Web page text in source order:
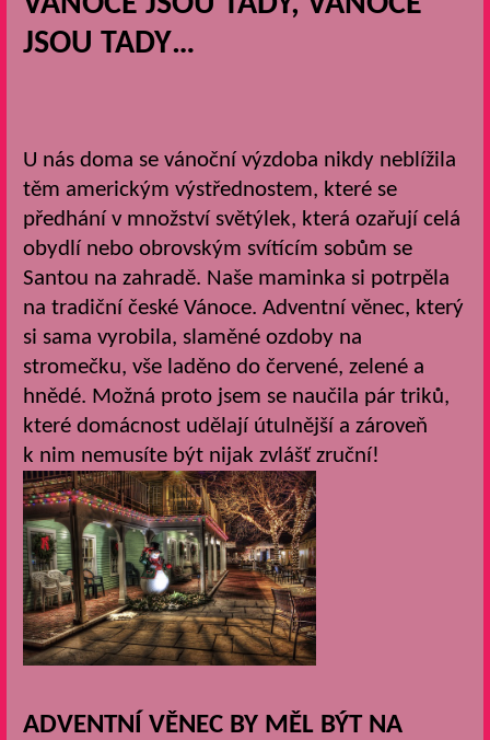
JSOU TADY…
U nás doma se vánoční výzdoba nikdy neblížila
těm americkým výstřednostem, které se
předhání v množství světýlek, která ozařují celá
obydlí nebo obrovským svítícím sobům se
Santou na zahradě. Naše maminka si potrpěla
na tradiční české Vánoce. Adventní věnec, který
si sama vyrobila, slaměné ozdoby na
stromečku, vše laděno do červené, zelené a
hnědé. Možná proto jsem se naučila pár triků,
které domácnost udělají útulnější a zároveň
k nim nemusíte být nijak zvlášť zruční!
ADVENTNÍ VĚNEC BY MĚL BÝT NA